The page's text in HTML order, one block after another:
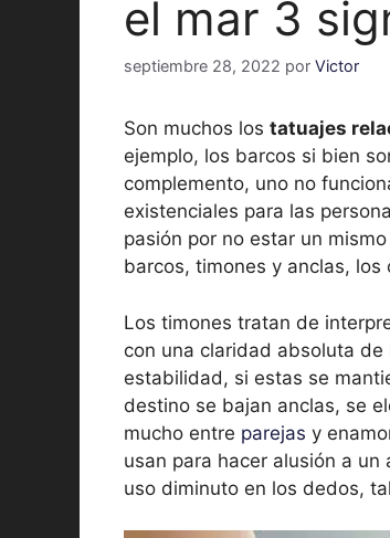
el mar 3
septiembre 28, 2022 por Victor
Son muchos los tatuajes
ejemplo, los barcos si bien
complemento, uno no
existenciales para las
pasión por no estar un
barcos, timones y anclas,
Los timones tratan de
con una claridad absoluta
estabilidad, si estas se
destino se bajan anclas, se
mucho entre parejas y
usan para hacer alusión a
uso diminuto en los dedos,